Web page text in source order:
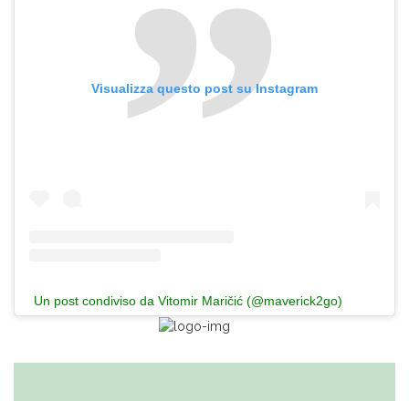
Visualizza questo post su Instagram
Un post condiviso da Vitomir Maričić (@maverick2go)